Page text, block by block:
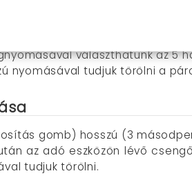
gomb rövid megnyomásával a
választhatunk az
nyomásával tudjuk törölni a
gomb) hosszú (3
az adó eszközön lévő
tudjuk törölni.